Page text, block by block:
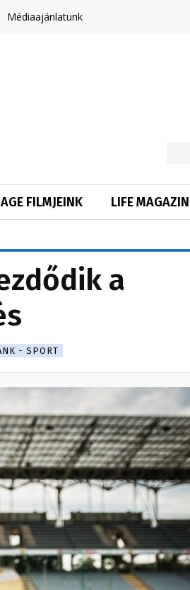
Médiaajánlatunk
FILMJEINK LIFE MAGAZIN
a
- SPORT